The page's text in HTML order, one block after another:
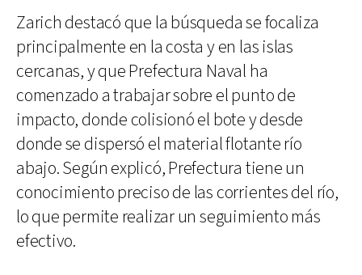
Zarich destacó que la búsqueda se focaliza
principalmente en la costa y en las islas
cercanas, y que Prefectura Naval ha
comenzado a trabajar sobre el punto de
impacto, donde colisionó el bote y desde
donde se dispersó el material flotante río
abajo. Según explicó, Prefectura tiene un
conocimiento preciso de las corrientes del río,
lo que permite realizar un seguimiento más
efectivo.